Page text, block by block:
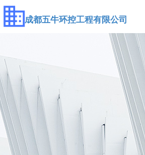
成都五牛环控工程有限公司